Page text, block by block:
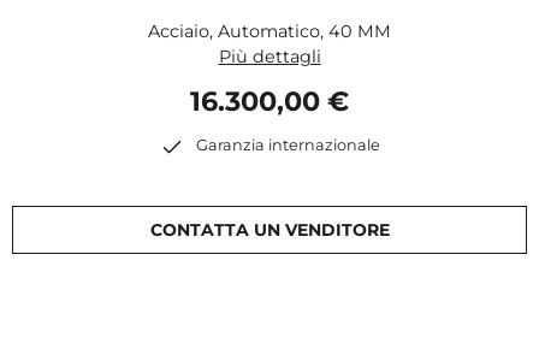
Acciaio, Automatico, 40 MM
Più dettagli
16.300,00 €
Garanzia internazionale
CONTATTA UN VENDITORE